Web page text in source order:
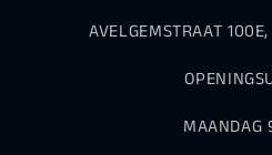
AVELGEMSTRAAT
MAANDAG